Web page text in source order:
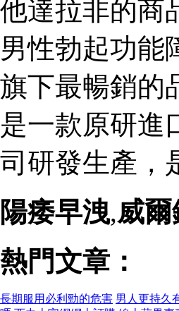
他達拉非的商
男性勃起功能
旗下最暢銷的
是一款原研進
司研發生產，
陽痿早洩,威爾
熱門文章：
長期服用必利勁的危害 男人更持久